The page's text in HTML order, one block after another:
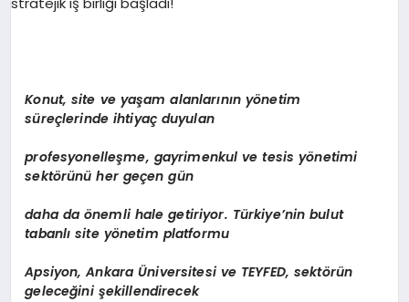
Konut, site ve yaşam alanlarının yönetim
süreçlerinde ihtiyaç duyulan
profesyonelleşme, gayrimenkul ve tesis yönetimi
sektörünüher geçen gün
daha da önemli hale getiriyor. Türkiye’nin bulut
tabanlı site yönetim platformu
Apsiyon, AnkaraÜniversitesi ve TEYFED, sektörün
geleceğini şekillendirecek